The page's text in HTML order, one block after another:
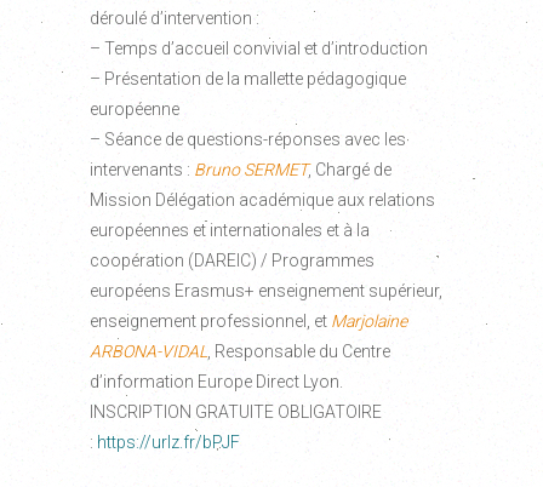
déroulé d’intervention :
– Temps d’accueil convivial et d’introduction
– Présentation de la mallette pédagogique
européenne
– Séance de questions-réponses avec les
intervenants : Bruno SERMET, Chargé de
Mission Délégation académique aux relations
européennes et internationales et à la
coopération (DAREIC) / Programmes
européens Erasmus+ enseignement supérieur,
enseignement professionnel, et Marjolaine
ARBONA-VIDAL, Responsable du Centre
d’information Europe Direct Lyon.
INSCRIPTION GRATUITE OBLIGATOIRE
: https://urlz.fr/bPJF